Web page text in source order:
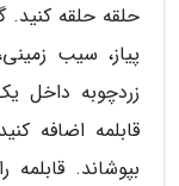
حلقه حلقه
پیاز، سیب
زردچوبه داخل
قابلمه اضافه
بپوشاند.